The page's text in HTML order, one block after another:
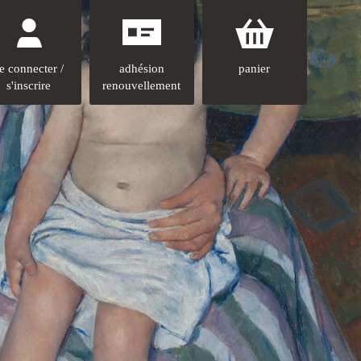
connecter /
s'inscrire
adhésion
renouvellement
panier